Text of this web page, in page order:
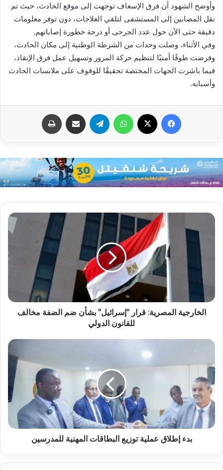
وأوضح الشهود أن فرق الإسعاف توجهت إلى موقع الحادث، حيث تم
نقل المصابين إلى المستشفى لتلقي العلاجات، دون توفر معلومات
دقيقة حتى الآن حول عدد الجرحى أو درجة خطورة إصاباتهم.
وفي الأثناء، وصلت وحدات من الشرطة الوطنية إلى مكان الحادث،
وفرضت طوقًا أمنيًا لتنظيم حركة المرور وتسهيل عمل فرق الإنقاذ،
فيما باشرت الجهات المختصة تحقيقًا للوقوف على ملابسات الحادث
وأسبابه.
فيسبوك واتساب تيلقرام مشاركة عبر البريد
الخارجية المصرية: قرار "إسرائيل" بشأن ضم الضفة مخالف
للقانون الدولي
بدء إطلاق عملية توزيع البطاقات المهنية للمدرسين